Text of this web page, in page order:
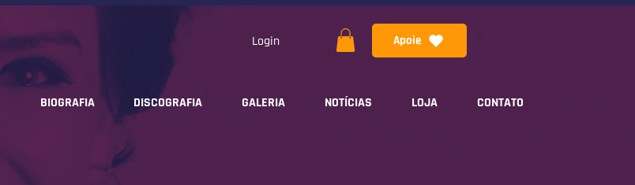
Login Apoie
BIOGRAFIA DISCOGRAFIA GALERIA NOTÍCIAS LOJA CONTATO